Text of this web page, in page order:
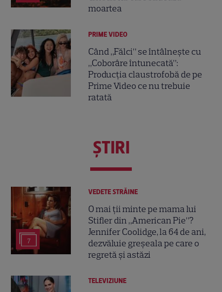
moartea
PRIME VIDEO
Când „Fălci” se întâlnește cu
„Coborâre întunecată”:
Producția claustrofobă de pe
Prime Video ce nu trebuie
ratată
ŞTIRI
7
VEDETE STRĂINE
O mai ții minte pe mama lui
Stifler din „American Pie”?
Jennifer Coolidge, la 64 de ani,
dezvăluie greșeala pe care o
regretă și astăzi
TELEVIZIUNE